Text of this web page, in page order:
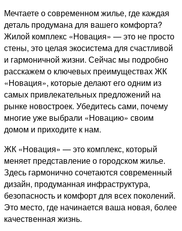
Мечтаете о современном жилье, где каждая
деталь продумана для вашего комфорта?
Жилой комплекс «Новация» — это не просто
стены, это целая экосистема для счастливой
и гармоничной жизни. Сейчас мы подробно
расскажем о ключевых преимуществах ЖК
«Новация», которые делают его одним из
самых привлекательных предложений на
рынке новостроек. Убедитесь сами, почему
многие уже выбрали «Новацию» своим
домом и приходите к нам.
ЖК «Новация» — это комплекс, который
меняет представление о городском жилье.
Здесь гармонично сочетаются современный
дизайн, продуманная инфраструктура,
безопасность и комфорт для всех поколений.
Это место, где начинается ваша новая, более
качественная жизнь.